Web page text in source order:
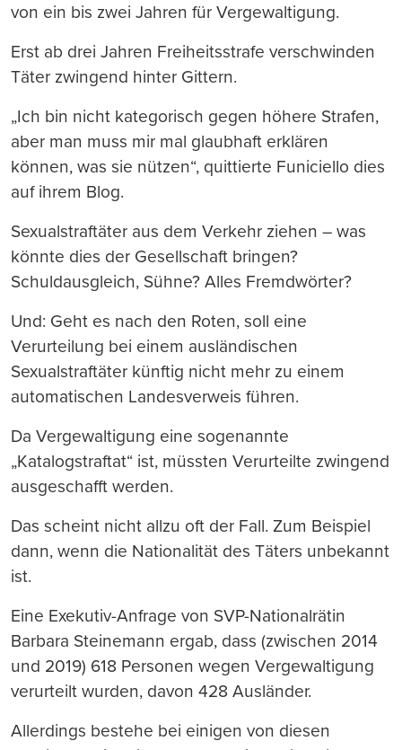
von ein bis zwei Jahren für Vergewaltigung.
Erst ab drei Jahren Freiheitsstrafe verschwinden
Täter zwingend hinter Gittern.
„Ich bin nicht kategorisch gegen höhere Strafen,
aber man muss mir mal glaubhaft erklären
können, was sie nützen“, quittierte Funiciello dies
auf ihrem Blog.
Sexualstraftäter aus dem Verkehr ziehen – was
könnte dies der Gesellschaft bringen?
Schuldausgleich, Sühne? Alles Fremdwörter?
Und: Geht es nach den Roten, soll eine
Verurteilung bei einem ausländischen
Sexualstraftäter künftig nicht mehr zu einem
automatischen Landesverweis führen.
Da Vergewaltigung eine sogenannte
„Katalogstraftat“ ist, müssten Verurteilte zwingend
ausgeschafft werden.
Das scheint nicht allzu oft der Fall. Zum Beispiel
dann, wenn die Nationalität des Täters unbekannt
ist.
Eine Exekutiv-Anfrage von SVP-Nationalrätin
Barbara Steinemann ergab, dass (zwischen 2014
und 2019) 618 Personen wegen Vergewaltigung
verurteilt wurden, davon 428 Ausländer.
Allerdings bestehe bei einigen von diesen